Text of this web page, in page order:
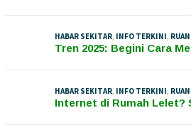
HABAR SEKITAR INFO TERKINI
Tren 2025: Begini Cara
HABAR SEKITAR INFO TERKINI
Internet di Rumah Lelet?